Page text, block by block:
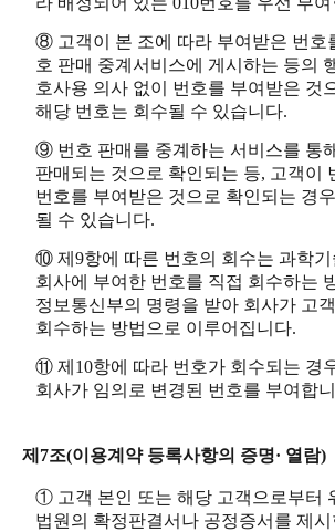
⑧ 고객이 본 조에 따라 부여받은 번호
호 판매 중계서비스에 게시하는 등의
호사용 의사 없이 번호를 부여받은 것
해당 번호는 회수될 수 있습니다.
⑨ 번호 판매를 중계하는 서비스를 통
판매되는 것으로 확인되는 등, 고객이
번호를 부여받은 것으로 확인되는 경
될 수 있습니다.
⑩ 제9항에 따른 번호의 회수는 과학
회사에 부여한 번호를 직접 회수하는
정보통신부의 명령을 받아 회사가 고
회수하는 방법으로 이루어집니다.
⑪ 제10항에 따라 번호가 회수되는 경
회사가 임의로 변경된 번호를 부여합
제7조(이용계약 등록사항의 증명· 열람)
① 고객 본인 또는 해당 고객으로부터
법원의 확정판결서나 공정증서를 제